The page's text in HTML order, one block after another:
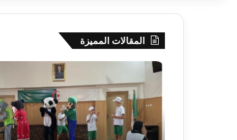
المقالات المميزة
سحب
التمهيدي
إفريقيا
2026-08-03